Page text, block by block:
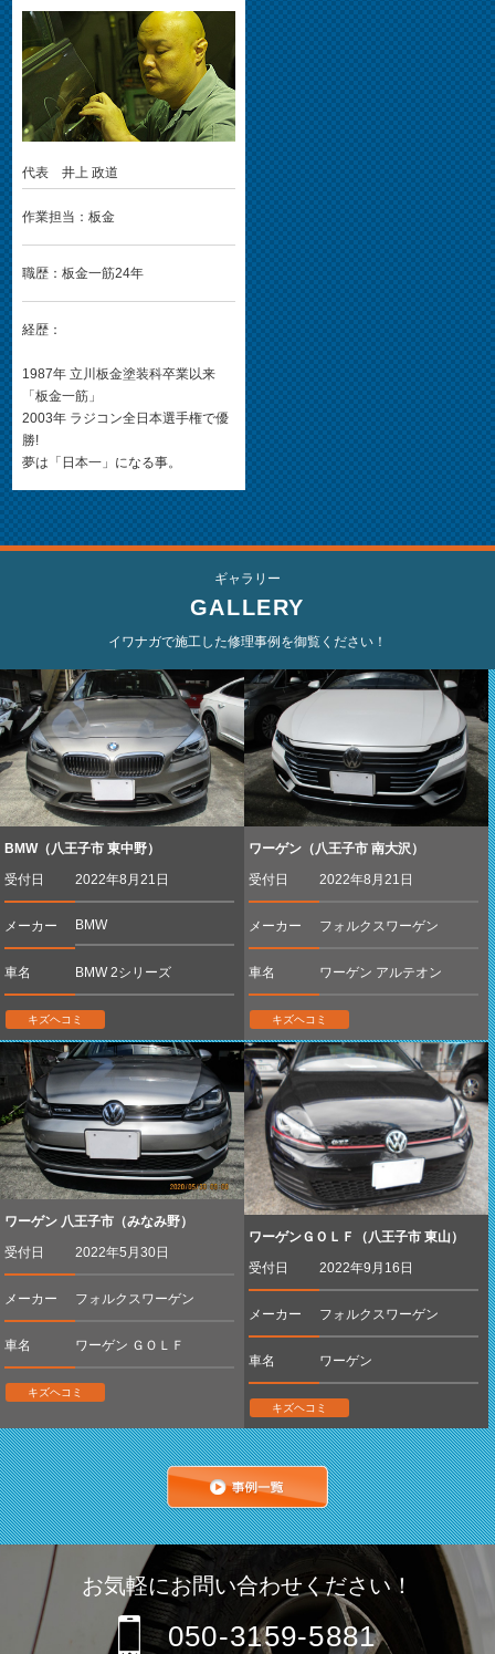
代表 井上 政道
作業担当：板金
職歴：板金一筋24年
経歴：
1987年 立川板金塗装科卒業以来
「板金一筋」
2003年 ラジコン全日本選手権で優
勝!
夢は「日本一」になる事。
ギャラリー
GALLERY
イワナガで施工した修理事例を御覧ください！
BMW（八王子市 東中野）
受付日
2022年8月21日
メーカー BMW
車名 BMW 2シリーズ
キズヘコミ
ワーゲン（八王子市 南大沢）
受付日
2022年8月21日
メーカー フォルクスワーゲン
車名 ワーゲン アルテオン
キズヘコミ
ワーゲン 八王子市（みなみ野）
受付日
2022年5月30日
メーカー フォルクスワーゲン
車名 ワーゲン ＧＯＬＦ
キズヘコミ
ワーゲンＧＯＬＦ（八王子市 東山）
受付日
2022年9月16日
メーカー フォルクスワーゲン
車名 ワーゲン
キズヘコミ
お気軽にお問い合わせください！
050-3159-5881